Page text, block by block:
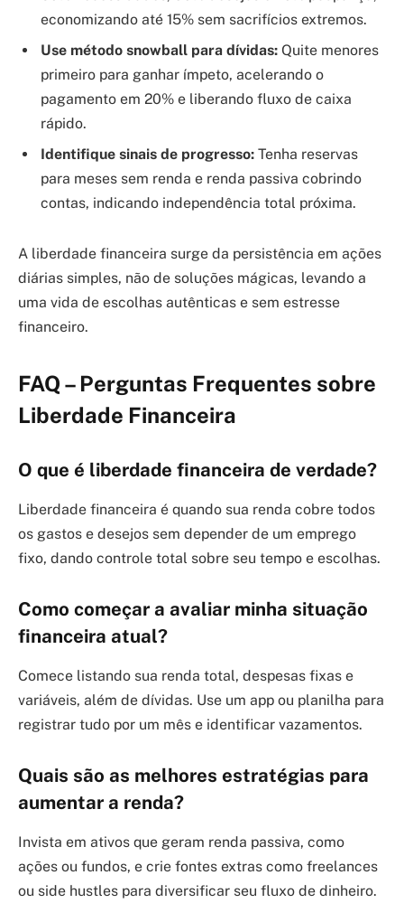
economizando até 15% sem sacrifícios extremos.
Use método snowball para dívidas: Quite menores
primeiro para ganhar ímpeto, acelerando o
pagamento em 20% e liberando fluxo de caixa
rápido.
Identifique sinais de progresso: Tenha reservas
para meses sem renda e renda passiva cobrindo
contas, indicando independência total próxima.
A liberdade financeira surge da persistência em ações
diárias simples, não de soluções mágicas, levando a
uma vida de escolhas autênticas e sem estresse
financeiro.
FAQ – Perguntas Frequentes sobre
Liberdade Financeira
O que é liberdade financeira de verdade?
Liberdade financeira é quando sua renda cobre todos
os gastos e desejos sem depender de um emprego
fixo, dando controle total sobre seu tempo e escolhas.
Como começar a avaliar minha situação
financeira atual?
Comece listando sua renda total, despesas fixas e
variáveis, além de dívidas. Use um app ou planilha para
registrar tudo por um mês e identificar vazamentos.
Quais são as melhores estratégias para
aumentar a renda?
Invista em ativos que geram renda passiva, como
ações ou fundos, e crie fontes extras como freelances
ou side hustles para diversificar seu fluxo de dinheiro.